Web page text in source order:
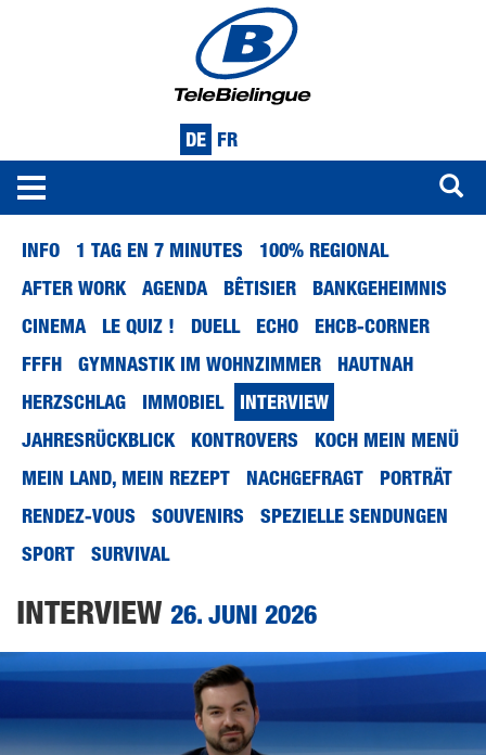
DE FR
INFO 1 TAG EN 7 MINUTES
100% REGIONAL
AFTER WORK
AGENDA BÊTISIER
BANKGEHEIMNIS
CINEMA
LE QUIZ ! DUELL ECHO
EHCB-CORNER
FFFH
GYMNASTIK IM WOHNZIMMER
HAUTNAH
HERZSCHLAG
IMMOBIEL
INTERVIEW
JAHRESRÜCKBLICK
KONTROVERS
KOCH MEIN MENÜ
MEIN LAND, MEIN REZEPT
NACHGEFRAGT
PORTRÄT
RENDEZ-VOUS
SOUVENIRS
SPEZIELLE SENDUNGEN
SPORT
SURVIVAL
INTERVIEW 26. JUNI 2026